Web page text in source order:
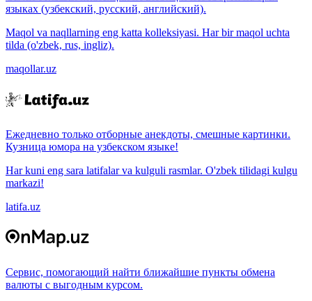
языках (узбекский, русский, английский).
Maqol va naqllarning eng katta kolleksiyasi. Har bir maqol uchta
tilda (o'zbek, rus, ingliz).
maqollar.uz
Ежедневно только отборные анекдоты, смешные картинки.
Кузница юмора на узбекском языке!
Har kuni eng sara latifalar va kulguli rasmlar. O'zbek tilidagi kulgu
markazi!
latifa.uz
Сервис, помогающий найти ближайшие пункты обмена
валюты с выгодным курсом.